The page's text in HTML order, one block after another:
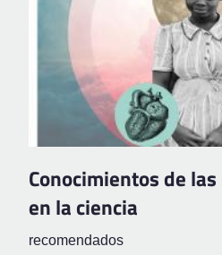
Conocimientos de
en la ciencia
recomendados